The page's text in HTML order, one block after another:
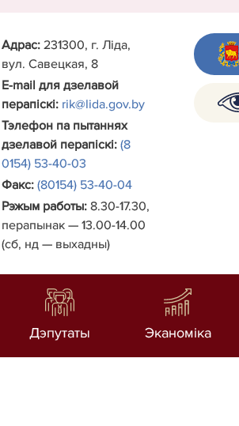
Адрас: 231300, г. Ліда,
вул. Савецкая, 8
E-mail для дзелавой
перапіскі: rik@lida.gov.by
Тэлефон па пытаннях
дзелавой перапіскі: (8
0154) 53-40-03
Факс: (80154) 53-40-04
Рэжым работы: 8.30-17.30,
перапынак — 13.00-14.00
(сб, нд — выхадны)
Дэпутаты Эканоміка